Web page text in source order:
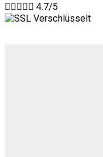
 4.7/5